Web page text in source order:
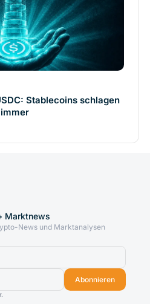
Stablecoins schlagen
Marktnews
News und Marktanalysen
Abonnieren